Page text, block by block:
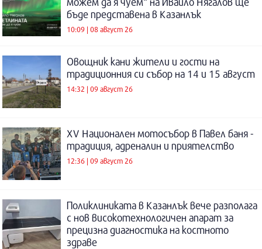
бъде представена в Казанлък
10:09 | 08 август 26
Овощник кани жители и гости на
традиционния си събор на 14 и 15 август
14:32 | 09 август 26
XV Национален мотосъбор в Павел баня -
традиция, адреналин и приятелство
12:36 | 09 август 26
Поликлиниката в Казанлък вече разполага
с нов високотехнологичен апарат за
прецизна диагностика на костното
здраве